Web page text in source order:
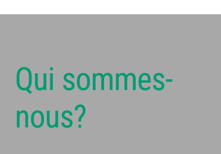
Qui sommes-
nous?